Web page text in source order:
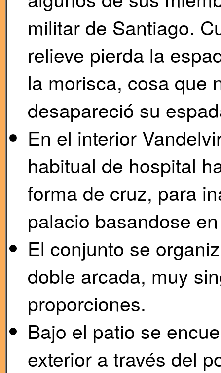
militar de Santiago.
relieve pierda la
la morisca, cosa que
desapareció su
En el interior
habitual de hospital
forma de cruz, para
palacio basandose
El conjunto se
doble arcada, muy
proporciones.
Bajo el patio se
exterior a través del